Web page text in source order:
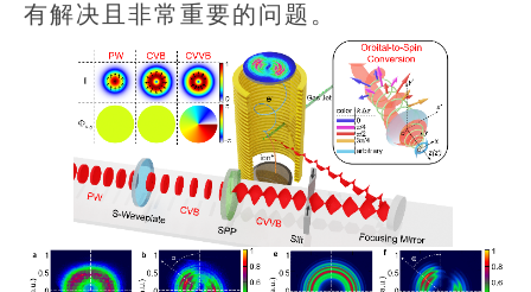
有解决且非常重要的问题。